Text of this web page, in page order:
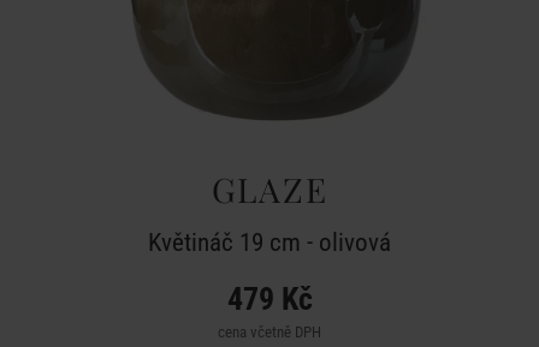
GLAZE
Květináč 19 cm - olivová
479 Kč
cena včetně DPH